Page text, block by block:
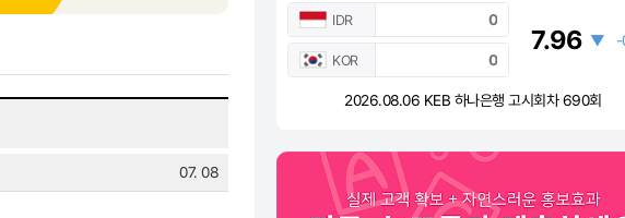
07. 08
IDR
KOR
7.96 ▼ -
2026.08.06 KEB 하나은행 고시회차 690회